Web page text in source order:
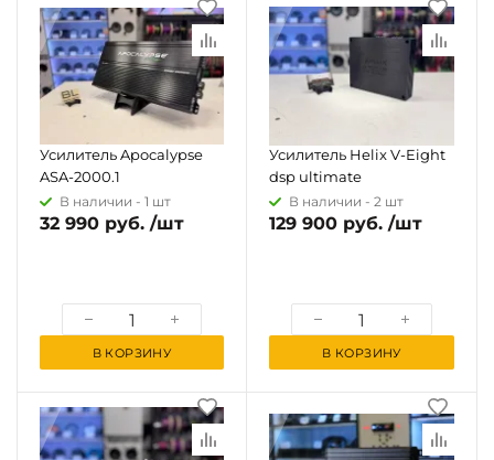
Усилитель Apocalypse
ASA-2000.1
В наличии - 1 шт
32 990 руб. /шт
В КОРЗИНУ
Усилитель Helix V-Eight
dsp ultimate
В наличии - 2 шт
129 900 руб. /шт
В КОРЗИНУ